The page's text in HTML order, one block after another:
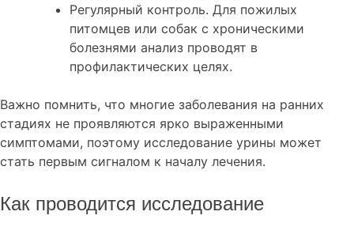
Регулярный контроль. Для пожилых
питомцев или собак с хроническими
болезнями анализ проводят в
профилактических целях.
Важно помнить, что многие заболевания на ранних
стадиях не проявляются ярко выраженными
симптомами, поэтому исследование урины может
стать первым сигналом к началу лечения.
Как проводится исследование